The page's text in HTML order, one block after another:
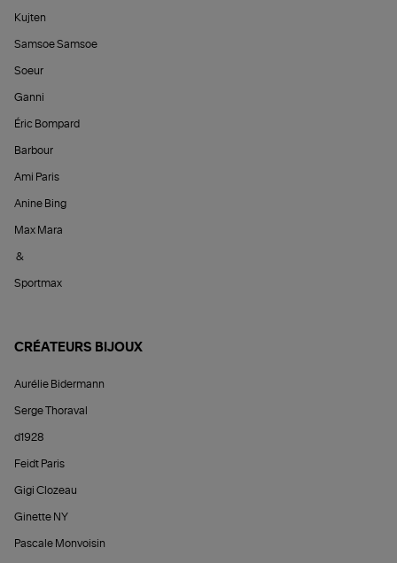
Kujten
Samsoe Samsoe
Soeur
Ganni
Éric Bompard
Barbour
Ami Paris
Anine Bing
Max Mara
&
Sportmax
CRÉATEURS BIJOUX
Aurélie Bidermann
Serge Thoraval
d1928
Feidt Paris
Gigi Clozeau
Ginette NY
Pascale Monvoisin